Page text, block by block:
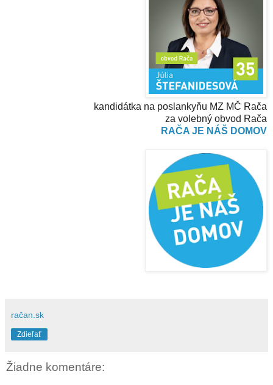
kandidátka na poslankyňu MZ MČ Rača
za volebný obvod Rača
RAČA JE NÁŠ DOMOV
račan.sk
Zdieľať
Žiadne komentáre: